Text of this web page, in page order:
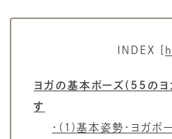
INDEX
ヨガの基本ポーズ(55のヨ
す
・(1)基本姿勢・ヨガポ